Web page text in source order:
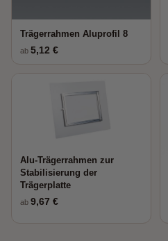
Trägerrahmen Aluprofil 8
ab 5,12 €
Alu-Trägerrahmen zur
Stabilisierung der
Trägerplatte
ab 9,67 €